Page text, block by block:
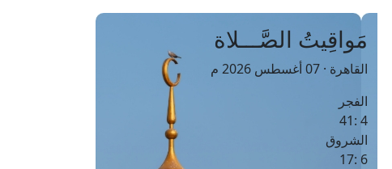
مَواقِيتُ الصَّـــلاة
القاهرة · 07 أغسطس 2026 م
الفجر
4 :41
الشروق
6 :17